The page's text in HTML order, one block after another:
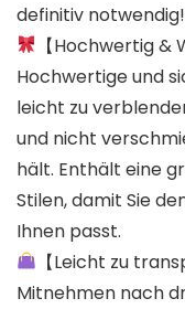
definitiv notwendig!
【Hochwertig &
Hochwertige und
leicht zu
und nicht
hält. Enthält eine
Stilen, damit Sie
Ihnen passt.
【Leicht zu
Mitnehmen nach